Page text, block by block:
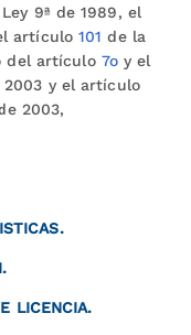
9ª de 1989, el
artículo101 de la
del artículo 7o y el
2003 y el artículo
2003,
LICENCIA.